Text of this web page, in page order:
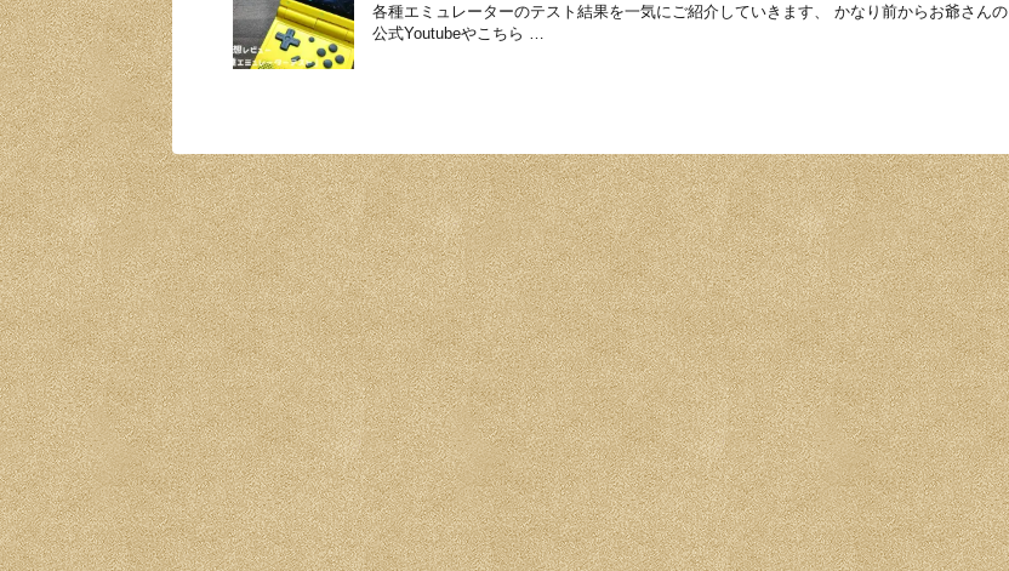
各種エミュレーターのテスト結果を一気にご紹介していきます、 かなり前からお爺さんの
公式Youtubeやこちら …